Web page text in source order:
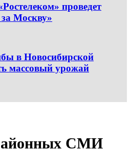
проведет
Москву»
в Новосибирской
массовый урожай